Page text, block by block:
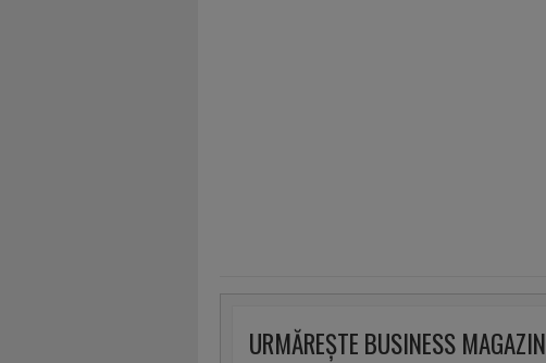
URMĂREȘTE BUSINESS MAGAZIN